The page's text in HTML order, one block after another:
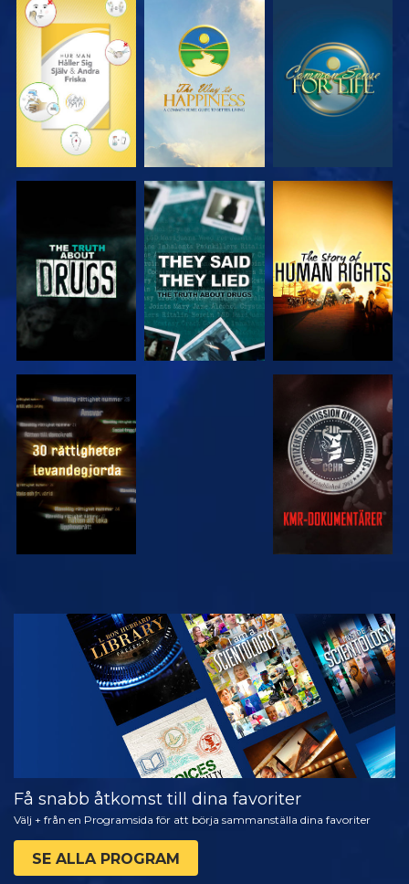
TITTA TITTA TITTA
TITTA TITTA
TITTA TITTA
TITTA
UTFORSKA
SERIEN
Få snabb åtkomst till dina favoriter
Välj + från en Programsida för att börja sammanställa dina favoriter
SE ALLA PROGRAM